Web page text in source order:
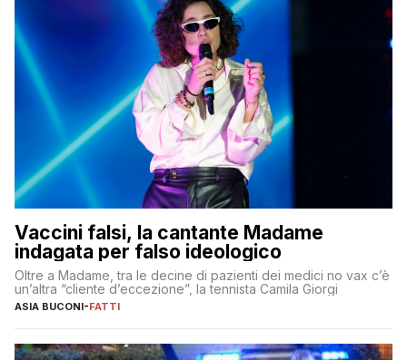
Vaccini falsi, la cantante Madame
indagata per falso ideologico
Oltre a Madame, tra le decine di pazienti dei medici no vax c’è
un’altra “cliente d’eccezione”, la tennista Camila Giorgi
ASIA BUCONI-FATTI